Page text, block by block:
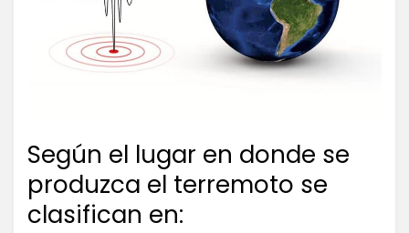
Según el lugar en donde se
produzca el terremoto se
clasifican en: